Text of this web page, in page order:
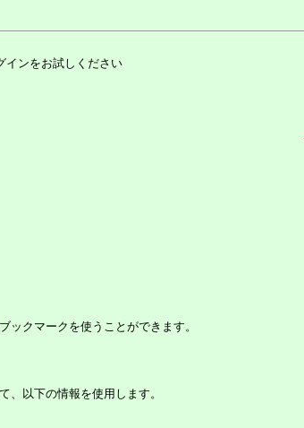
インをお試しください
クマークを使うことができます。
以下の情報を使用します。